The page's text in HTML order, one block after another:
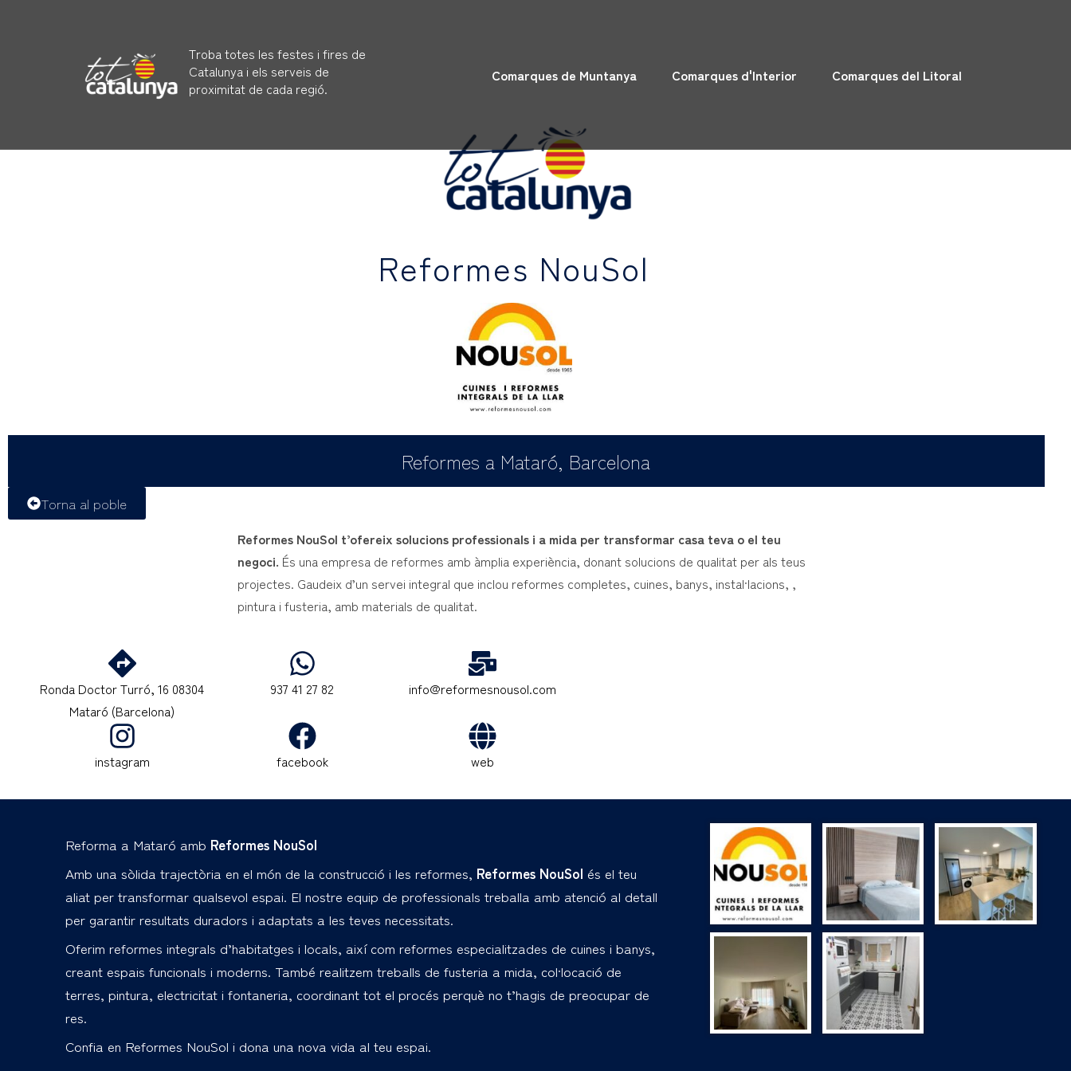
Troba totes les festes i fires de
Catalunya i els serveis de
proximitat de cada regió.
Comarques de Muntanya Comarques d'Interior Comarques del Litoral
Reformes NouSol
Reformes a Mataró, Barcelona
Torna al poble
Reformes NouSol t’ofereix solucions professionals i a mida per transformar casa teva o el teu
negoci. És una empresa de reformes amb àmplia experiència, donant solucions de qualitat per als teus
projectes. Gaudeix d’un servei integral que inclou reformes completes, cuines, banys, instal·lacions, ,
pintura i fusteria, amb materials de qualitat.
Ronda Doctor Turró, 16 08304
Mataró (Barcelona)
937 41 27 82 info@reformesnousol.com
instagram facebook web
Reforma a Mataró amb Reformes NouSol
Amb una sòlida trajectòria en el món de la construcció i les reformes, Reformes NouSol és el teu
aliat per transformar qualsevol espai. El nostre equip de professionals treballa amb atenció al detall
per garantir resultats duradors i adaptats a les teves necessitats.
Oferim reformes integrals d’habitatges i locals, així com reformes especialitzades de cuines i banys,
creant espais funcionals i moderns. També realitzem treballs de fusteria a mida, col·locació de
terres, pintura, electricitat i fontaneria, coordinant tot el procés perquè no t’hagis de preocupar de
res.
Confia en Reformes NouSol i dona una nova vida al teu espai.